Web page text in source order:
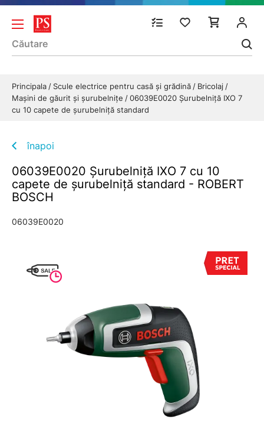
Principala Scule electrice pentru casă și grădină
Bricolaj
Maşini de găurit şi şurubelniţe
06039E0020 Şurubelniţă IXO 7
cu 10 capete de şurubelniţă standard
înapoi
06039E0020 Şurubelniţă IXO 7 cu 10
capete de şurubelniţă standard - ROBERT
BOSCH
06039E0020